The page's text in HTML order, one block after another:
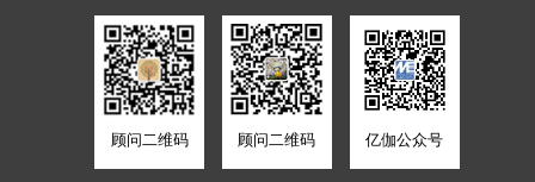
顾问二维码 顾问二维码 亿伽公众号